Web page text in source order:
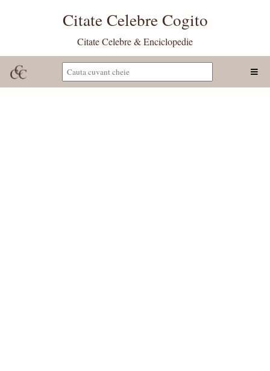
Citate Celebre Cogito
Citate Celebre & Enciclopedie